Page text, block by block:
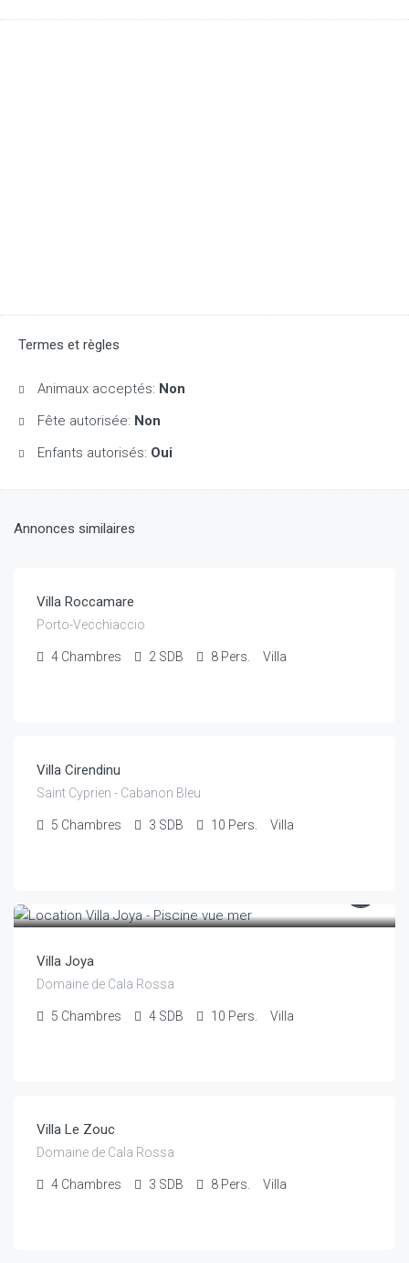
Termes et règles
Animaux acceptés: Non
Fête autorisée: Non
Enfants autorisés: Oui
Annonces similaires
3,500€
Villa Roccamare
Porto-Vecchiaccio
4 Chambres 2 SDB 8 Pers. Villa
Villa Cirendinu
Saint Cyprien - Cabanon Bleu
5 Chambres 3 SDB 10 Pers. Villa
Villa Joya
Domaine de Cala Rossa
5 Chambres 4 SDB 10 Pers. Villa
Villa Le Zouc
Domaine de Cala Rossa
4 Chambres 3 SDB 8 Pers. Villa